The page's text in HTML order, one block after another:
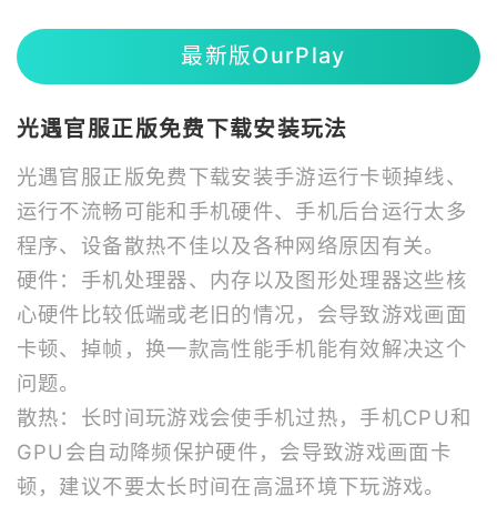
最新版OurPlay
光遇官服正版免费下载安装玩法
光遇官服正版免费下载安装手游运行卡顿掉线、
运行不流畅可能和手机硬件、手机后台运行太多
程序、设备散热不佳以及各种网络原因有关。
硬件：手机处理器、内存以及图形处理器这些核
心硬件比较低端或老旧的情况，会导致游戏画面
卡顿、掉帧，换一款高性能手机能有效解决这个
问题。
散热：长时间玩游戏会使手机过热，手机CPU和
GPU会自动降频保护硬件，会导致游戏画面卡
顿，建议不要太长时间在高温环境下玩游戏。